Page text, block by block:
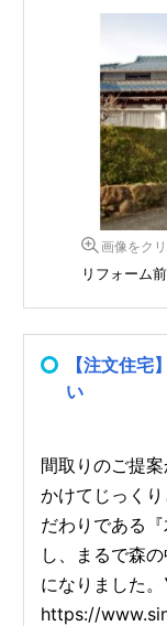
画像をク
リフォーム
【注文住宅
い
間取りのご提
かけてじっく
だわりである
し、まるで森
になりました
https://